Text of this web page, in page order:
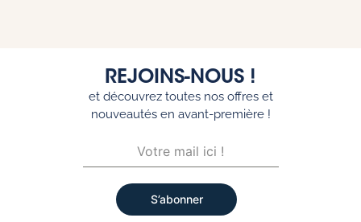
REJOINS-NOUS !
et découvrez toutes nos offres et
nouveautés en avant-première !
S’abonner